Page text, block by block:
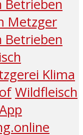
Klima
Wildfleisch